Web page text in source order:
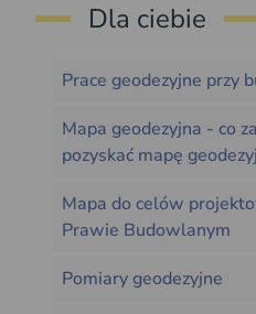
Dla ciebie
Prace geodezyjne przy
Mapa geodezyjna - co
pozyskać mapę
Mapa do celów
Prawie Budowlanym
Pomiary geodezyjne